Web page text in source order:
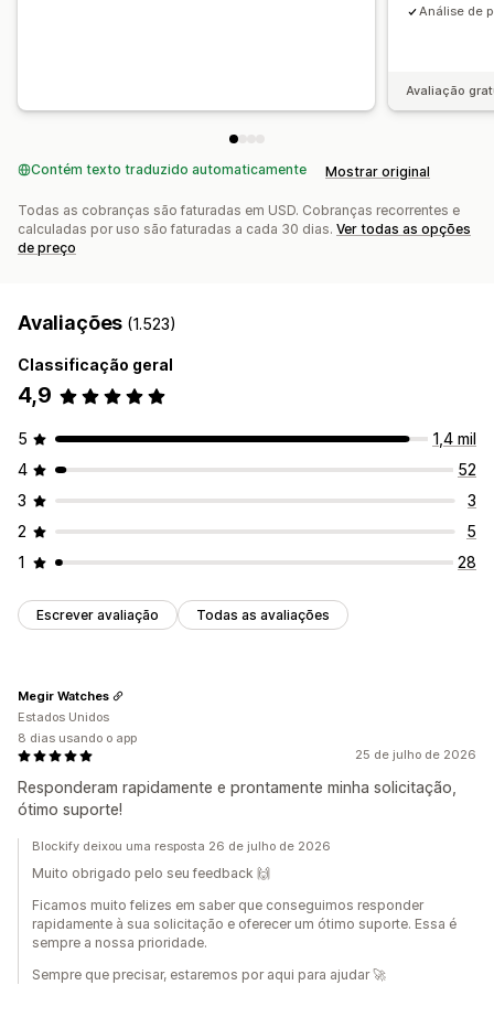
Análise de
Avaliação
Contém texto traduzido automaticamente Mostrar original
Todas as cobranças são faturadas em USD. Cobranças recorrentes e
calculadas por uso são faturadas a cada 30 dias. Ver todas as opções
de preço
Avaliações (1.523)
Classificação geral
4,9
5
1,4 mil
4
52
3
3
2
5
1
28
Escrever avaliação Todas as avaliações
25 de julho de 2026
Responderam rapidamente e prontamente minha solicitação,
ótimo suporte!
Megir Watches
Estados Unidos
8 dias usando o app
Blockify deixou uma resposta 26 de julho de 2026
Muito obrigado pelo seu feedback 🙌
Ficamos muito felizes em saber que conseguimos responder
rapidamente à sua solicitação e oferecer um ótimo suporte. Essa é
sempre a nossa prioridade.
Sempre que precisar, estaremos por aqui para ajudar 🚀